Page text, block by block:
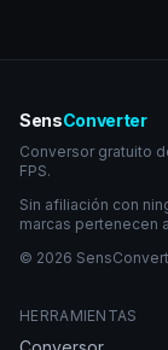
SensConverter
Conversor gratuito
FPS.
Sin afiliación con
marcas pertenecen
© 2026
HERRAMIENTAS